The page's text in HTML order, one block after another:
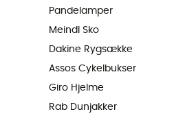
Pandelamper
Meindl Sko
Dakine Rygsække
Assos Cykelbukser
Giro Hjelme
Rab Dunjakker